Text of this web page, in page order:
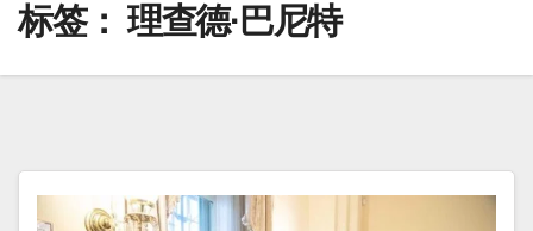
标签：理查德·巴尼特